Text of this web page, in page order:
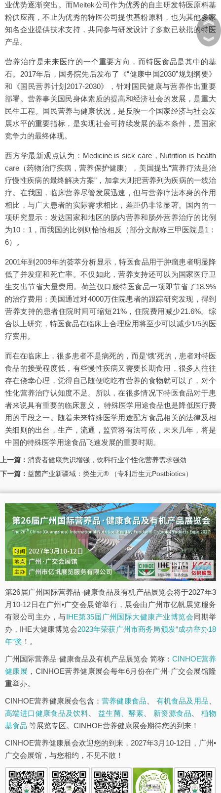
业优势逐渐突出。而Meitek公司作为优秀的自主研发特医原料基
粉供应商，不止为优秀的特医公司提供基粉原料，也为其他多家
知名企业提供技术支持，共同参与研发设计了多款已获批的特医
产品。
营养治疗是未来医疗的一个重要方向，而特医食品是其中的基
石。2017年后，国务院先后发布了《“健康中国2030”规划纲要》
和《国民营养计划2017-2030》，针对国民健康与营养作出重要
部署。营养事关国民身体素质的提高和经济社会的发展，是重大
民生工程。国民营养与健康状况，是反映一个国家经济与社会发
展水平的重要指标，是实现社会可持续发展的基本条件，是国家
竞争力的最终体现。
西方学最新观点认为：Medicine is sick care，Nutrition is health
care（药物治疗疾病，营养保护健康），美国提出“营养疗法是治
疗慢性疾病的最终解决方案”，加拿大则把营养列为疾病的一线治
疗。在我国，临床营养尽管发展迅速，但与营养疗法本身的作用
相比，与广大患者的实际需求相比，差距仍非常显著。国内的一
项研究显示：发达国家和地区的肠内营养和肠外营养治疗的比例
为10：1，而我国的比例则恰恰相反（部分文献称三甲医院是1：
6）。
2001年到2009年的荟萃分析显示，特医食品用于肿瘤患者明显降
低了并发症和死亡率。不仅如此，营养支持还可以为国家医疗卫
生支出节省大量费用。荷兰仅口服特医食品一项即节省了18.9%
的治疗费用；美国通过对4000万住院患者的跟踪研究发现，得到
营养支持的患者住院时间可缩短21%，住院费用减少21.6%。综
合以上研究，特医食品在临床上合理应用将至少可以减少1/5的医
疗费用。
而在在临床上，很多患者不是病死的，而是‘饿’死的，患者对特医
食品的接受程度低，有些慢性疾病又需要长期食用，很多人往往
存在侥幸心理，觉得自己随便吃吃有营养的食物就可以了，对个
性化营养治疗认知度不足。所以，在很多情况下特医食品对于患
者来说具有重要的临床意义， 特殊医学用途食品也是降低医疗费
用的手段之一。随着未来特殊医学用途配方食品相关的法律及相
关细则的出台，生产，流通，监管将有法可依，未来几年，将是
中国的特殊医学用途食品飞速发展的重要时期。
上一篇： 消费者健康意识增强，饮料行业个性化营养需求强劲
下一篇： 益菌产业新疆域：类生元® （专利后生元Postbiotics）
第26届广州国际营养品·健康食品及有机产品展览会将于2027年3
月10-12日在广州•广交会展馆举行，展会由广州市亿帆展览服务
有限公司主办，与IHE第35届广州国际大健康产业博览会同期举
办，IHE大健康博览会2023年荣获广州市商务局颁发“成功举办18
年”奖 ！。
广州国际营养品·健康食品及有机产品展览会 简称： CINHOE营养
健康展 ，CINHOE营养健康展会每年6月份在广州·广交会展馆隆
重举办。
CINHOE营养健康展会包含： 营养健康食品 有机食品及用品
高端进口健康食品及饮料
益生菌、酵素 新资源食品
植物
基食品 等展览专区。CINHOE营养健康展会期待您的到来！
CINHOE营养健康展会欢迎您的到来，2027年3月10-12日，广州•
广交会展馆，与您相约，不见不散！
︽
︾